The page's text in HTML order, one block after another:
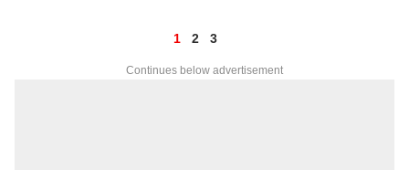
1 2 3
Continues below advertisement